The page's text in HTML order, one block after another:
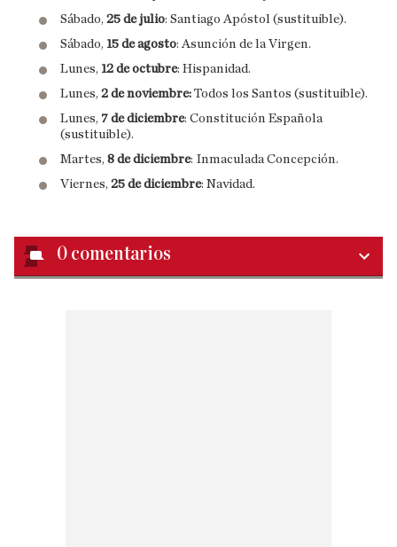
Sábado, 25 de julio: Santiago Apóstol (sustituible).
Sábado, 15 de agosto: Asunción de la Virgen.
Lunes, 12 de octubre: Hispanidad.
Lunes, 2 de noviembre: Todos los Santos (sustituible).
Lunes, 7 de diciembre: Constitución Española
(sustituible).
Martes, 8 de diciembre: Inmaculada Concepción.
Viernes, 25 de diciembre: Navidad.
0 comentarios